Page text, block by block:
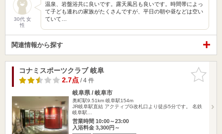
30代 女
性
温泉、岩盤浴共に良いです。露天風呂も良いです。時間帯によっ
て子ども連れの家族がたくさんですが、平日の朝や昼などは空い
ていて…
関連情報から探す
お気に入
りに追加
コナミスポーツクラブ 岐阜
2.7点/ 4 件
岐阜県 / 岐阜市
奥町駅9.51km 岐阜駅154m
JR岐阜駅直結 アクティブG改札口より徒歩5分です。 名鉄
岐阜駅…
営業時間 10:00～23:00
入浴料金 3,300円～